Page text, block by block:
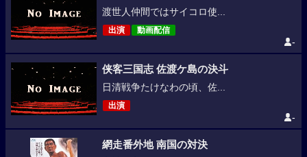
渡世人仲間ではサイコロ使...
出演 動画配信
-
侠客三国志 佐渡ケ島の決斗
日清戦争たけなわの頃、佐...
出演
-
網走番外地 南国の対決